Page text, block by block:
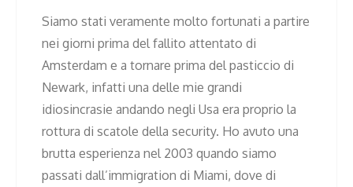
Siamo stati veramente molto fortunati a partire
nei giorni prima del fallito attentato di
Amsterdam e a tornare prima del pasticcio di
Newark, infatti una delle mie grandi
idiosincrasie andando negli Usa era proprio la
rottura di scatole della security. Ho avuto una
brutta esperienza nel 2003 quando siamo
passati dall’immigration di Miami, dove di